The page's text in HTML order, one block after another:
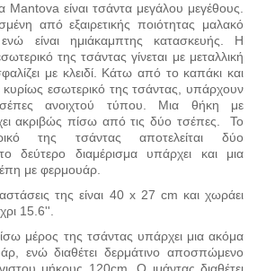
Mantova είναι τσάντα μεγάλου μεγέθους.
από εξαιρετικής ποιότητας μαλακό
είναι ημιάκαμπτης κατασκευής. Η
της τσάντας γίνεται με μεταλλική
με κλειδί. Κάτω από το καπάκι και
εσωτερικό της τσάντας, υπάρχουν
ανοιχτού τύπου. Μια θήκη με
ακριβώς πίσω από τις δύο τσέπες. Το
της τσάντας αποτελείται δύο
δεύτερο διαμέρισμα υπάρχει και μια
με φερμουάρ.
της είναι 40 x 27 cm και χωράει
15.6''.
μέρος της τσάντας υπάρχει μια ακόμα
ενώ διαθέτει δερμάτινο αποσπώμενο